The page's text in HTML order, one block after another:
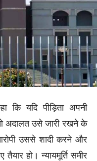
कि यदि पीड़िता अपनी
तो अदालत उसे जारी रखने के
उससे शादी करने और
हो। न्यायमूर्ति समीर